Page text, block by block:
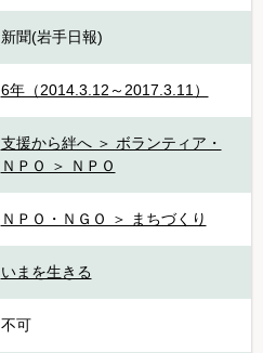
新聞(岩手日報)
6年（2014.3.12～2017.3.11）
支援から絆へ ＞ ボランティア・
ＮＰＯ ＞ ＮＰＯ
ＮＰＯ・ＮＧＯ ＞ まちづくり
いまを生きる
不可